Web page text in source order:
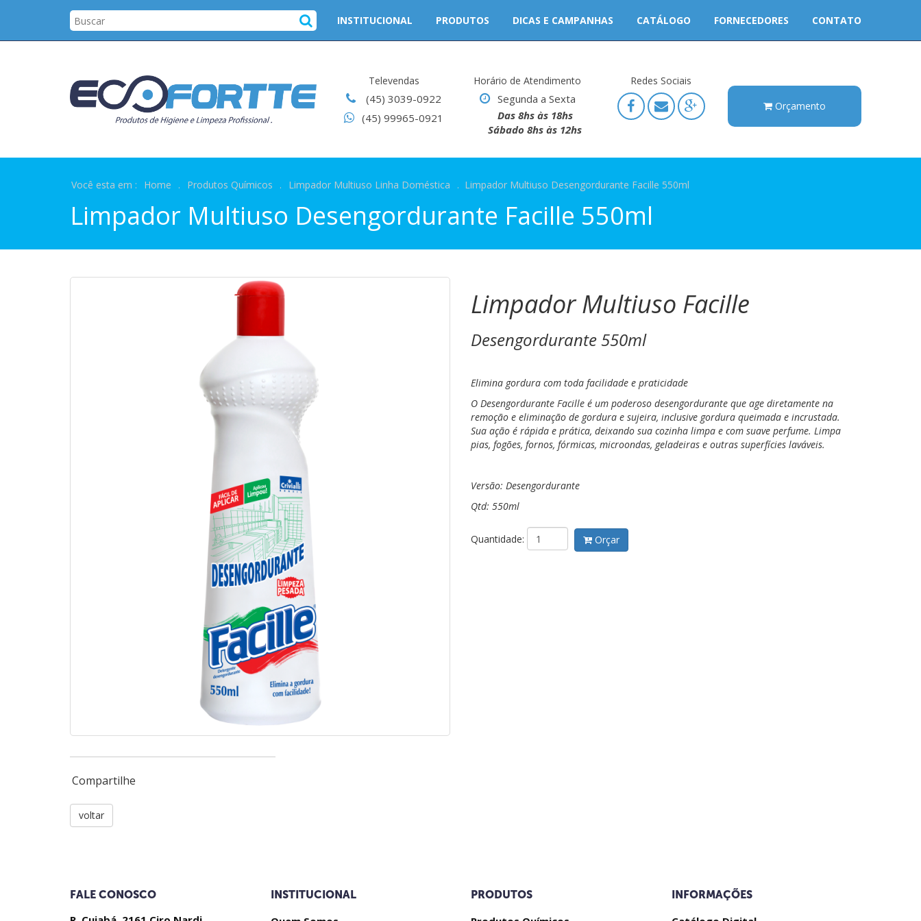
INSTITUCIONAL PRODUTOS DICAS E CAMPANHAS CATÁLOGO FORNECEDORES CONTATO
Televendas
(45) 3039-0922
(45) 99965-0921
Horário de Atendimento
Segunda a Sexta
Das 8hs às 18hs
Sábado 8hs às 12hs
Redes Sociais
Orçamento
Você esta em : Home . Produtos Químicos . Limpador Multiuso Linha Doméstica . Limpador Multiuso Desengordurante Facille 550ml
Limpador Multiuso Desengordurante Facille 550ml
Limpador Multiuso Facille
Desengordurante 550ml
Elimina gordura com toda facilidade e praticidade
O Desengordurante Facille é um poderoso desengordurante que age diretamente na
remoção e eliminação de gordura e sujeira, inclusive gordura queimada e incrustada.
Sua ação é rápida e prática, deixando sua cozinha limpa e com suave perfume. Limpa
pias, fogões, fornos, fórmicas, microondas, geladeiras e outras superfícies laváveis.
Versão: Desengordurante
Qtd: 550ml
Quantidade: Orçar
Compartilhe
voltar
FALE CONOSCO INSTITUCIONAL PRODUTOS INFORMAÇÕES